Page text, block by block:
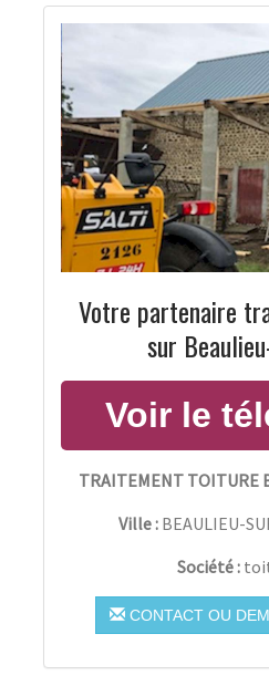
Votre partenaire
sur
TRAITEMENT TOITURE
Ville : BEAULIEU-
Société :
CONTACT OU